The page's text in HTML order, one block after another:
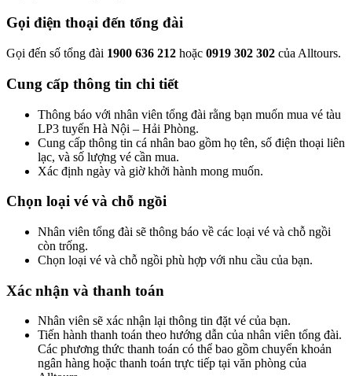
Gọi điện thoại đến tổng đài
Gọi đến số tổng đài 1900 636 212 hoặc 0919 302 302 của Alltours.
Cung cấp thông tin chi tiết
Thông báo với nhân viên tổng đài rằng bạn muốn mua vé tàu
LP3 tuyến Hà Nội – Hải Phòng.
Cung cấp thông tin cá nhân bao gồm họ tên, số điện thoại liên
lạc, và số lượng vé cần mua.
Xác định ngày và giờ khởi hành mong muốn.
Chọn loại vé và chỗ ngồi
Nhân viên tổng đài sẽ thông báo về các loại vé và chỗ ngồi
còn trống.
Chọn loại vé và chỗ ngồi phù hợp với nhu cầu của bạn.
Xác nhận và thanh toán
Nhân viên sẽ xác nhận lại thông tin đặt vé của bạn.
Tiến hành thanh toán theo hướng dẫn của nhân viên tổng đài.
Các phương thức thanh toán có thể bao gồm chuyển khoản
ngân hàng hoặc thanh toán trực tiếp tại văn phòng của